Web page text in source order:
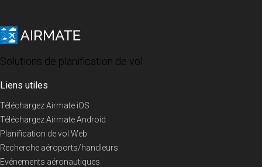
Solutions de planification de vol
Liens utiles
Téléchargez Airmate iOS
Téléchargez Airmate Android
Planification de vol Web
Recherche aéroports/handleurs
Evénements aéronautiques